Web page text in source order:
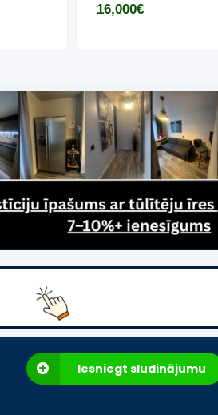
Iesniegt sludinājumu